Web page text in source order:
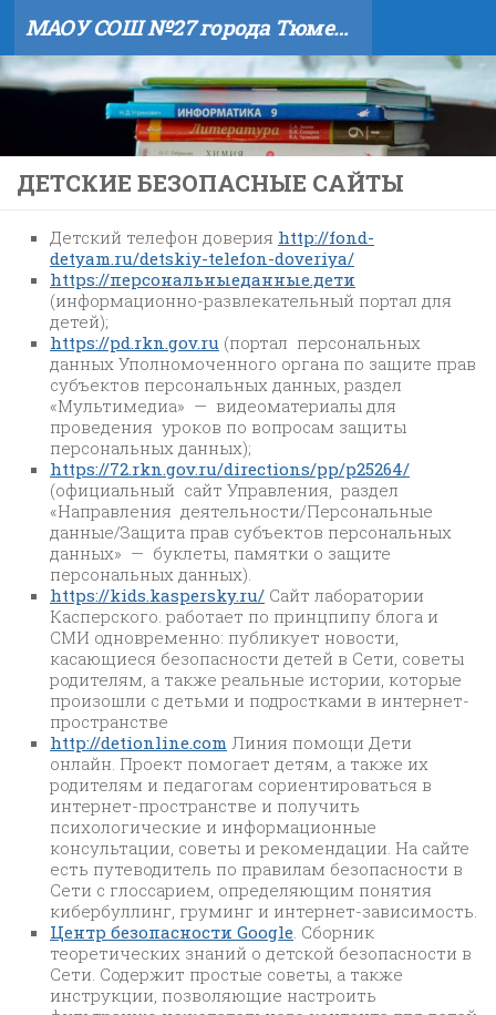
Skip to content МАОУ СОШ №27 города Тюмени
ДЕТСКИЕ БЕЗОПАСНЫЕ САЙТЫ
Детский телефон доверия http://fond-
detyam.ru/detskiy-telefon-doveriya/
https://персональныеданные.дети
(информационно-развлекательный портал для
детей);
https://pd.rkn.gov.ru (портал персональных
данных Уполномоченного органа по защите прав
субъектов персональных данных, раздел
«Мультимедиа» — видеоматериалы для
проведения уроков по вопросам защиты
персональных данных);
https://72.rkn.gov.ru/directions/pp/p25264/
(официальный сайт Управления, раздел
«Направления деятельности/Персональные
данные/Защита прав субъектов персональных
данных» — буклеты, памятки о защите
персональных данных).
https://kids.kaspersky.ru/ Сайт лаборатории
Касперского. работает по принцпипу блога и
СМИ одновременно: публикует новости,
касающиеся безопасности детей в Сети, советы
родителям, а также реальные истории, которые
произошли с детьми и подростками в интернет-
пространстве
http://detionline.com Линия помощи Дети
онлайн. Проект помогает детям, а также их
родителям и педагогам сориентироваться в
интернет-пространстве и получить
психологические и информационные
консультации, советы и рекомендации. На сайте
есть путеводитель по правилам безопасности в
Сети с глоссарием, определяющим понятия
кибербуллинг, груминг и интернет-зависимость.
Центр безопасности Google. Сборник
теоретических знаний о детской безопасности в
Сети. Содержит простые советы, а также
инструкции, позволяющие настроить